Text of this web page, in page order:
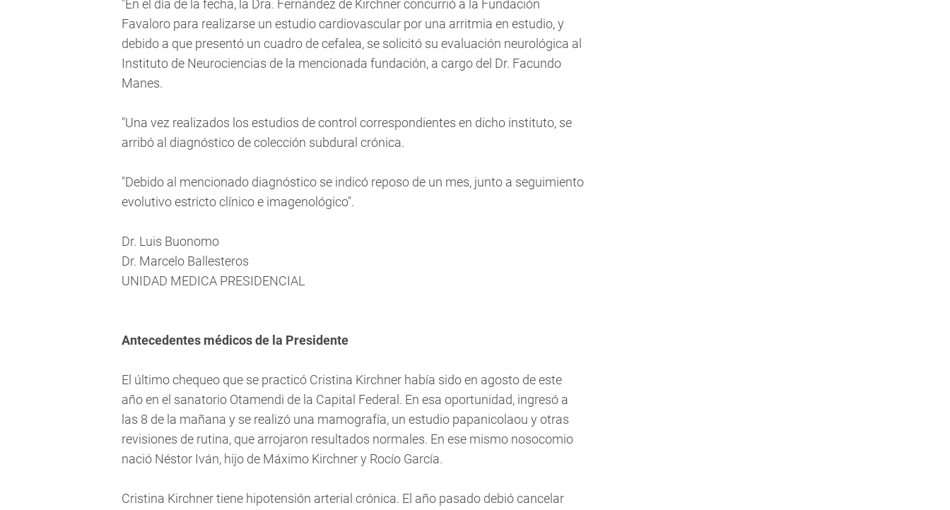
"En el día de la fecha, la Dra. Fernández de Kirchner concurrió a la Fundación
Favaloro para realizarse un estudio cardiovascular por una arritmia en estudio, y
debido a que presentó un cuadro de cefalea, se solicitó su evaluación neurológica al
Instituto de Neurociencias de la mencionada fundación, a cargo del Dr. Facundo
Manes.
"Una vez realizados los estudios de control correspondientes en dicho instituto, se
arribó al diagnóstico de colección subdural crónica.
"Debido al mencionado diagnóstico se indicó reposo de un mes, junto a seguimiento
evolutivo estricto clínico e imagenológico".
Dr. Luis Buonomo
Dr. Marcelo Ballesteros
UNIDAD MEDICA PRESIDENCIAL
Antecedentes médicos de la Presidente
El último chequeo que se practicó Cristina Kirchner había sido en agosto de este
año en el sanatorio Otamendi de la Capital Federal. En esa oportunidad, ingresó a
las 8 de la mañana y se realizó una mamografía, un estudio papanicolaou y otras
revisiones de rutina, que arrojaron resultados normales. En ese mismo nosocomio
nació Néstor Iván, hijo de Máximo Kirchner y Rocío García.
Cristina Kirchner tiene hipotensión arterial crónica. El año pasado debió cancelar